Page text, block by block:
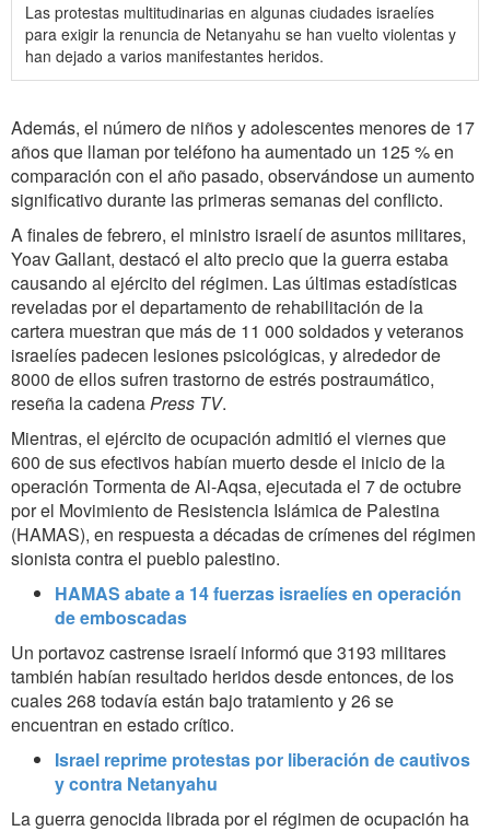
Las protestas multitudinarias en algunas ciudades israelíes
para exigir la renuncia de Netanyahu se han vuelto violentas y
han dejado a varios manifestantes heridos.
Además, el número de niños y adolescentes menores de 17
años que llaman por teléfono ha aumentado un 125 % en
comparación con el año pasado, observándose un aumento
significativo durante las primeras semanas del conflicto.
A finales de febrero, el ministro israelí de asuntos militares,
Yoav Gallant, destacó el alto precio que la guerra estaba
causando al ejército del régimen. Las últimas estadísticas
reveladas por el departamento de rehabilitación de la
cartera muestran que más de 11 000 soldados y veteranos
israelíes padecen lesiones psicológicas, y alrededor de
8000 de ellos sufren trastorno de estrés postraumático,
reseña la cadenaPress TV.
Mientras, el ejército de ocupación admitió el viernes que
600 de sus efectivos habían muerto desde el inicio de la
operación Tormenta de Al-Aqsa, ejecutada el 7 de octubre
por el Movimiento de Resistencia Islámica de Palestina
(HAMAS), en respuesta a décadas de crímenes del régimen
sionista contra el pueblo palestino.
HAMAS abate a 14 fuerzas israelíes en operación
de emboscadas
Un portavoz castrense israelí informó que 3193 militares
también habían resultado heridos desde entonces, de los
cuales 268 todavía están bajo tratamiento y 26 se
encuentran en estado crítico.
Israel reprime protestas por liberación de cautivos
y contra Netanyahu
La guerra genocida librada por el régimen de ocupación ha